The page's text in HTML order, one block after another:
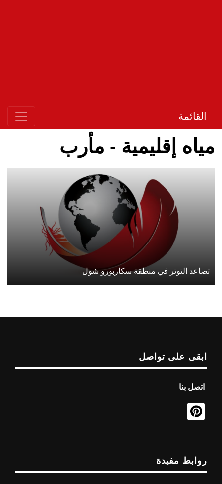
القائمة
مياه إقليمية - مأرب
تصاعد التوتر في منطقة سكاربورو شول
ابقى على تواصل
اتصل بنا
روابط مفيدة